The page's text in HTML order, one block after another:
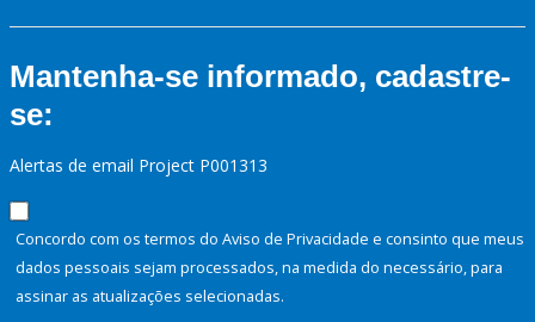
Mantenha-se informado, cadastre-
se:
Alertas de email Project P001313
Concordo com os termos do Aviso de Privacidade e consinto que meus
dados pessoais sejam processados, na medida do necessário, para
assinar as atualizações selecionadas.